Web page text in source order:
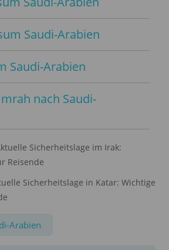
Saudi-Arabien
Saudi-Arabien
nach Saudi-
Sicherheitslage im Irak:
Reisende
Sicherheitslage in Katar: Wichtige
Arabien